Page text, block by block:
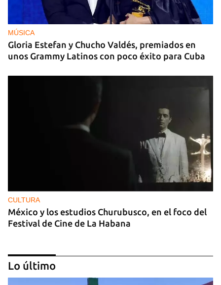
MÚSICA
Gloria Estefan y Chucho Valdés, premiados en
unos Grammy Latinos con poco éxito para Cuba
CULTURA
México y los estudios Churubusco, en el foco del
Festival de Cine de La Habana
Lo último